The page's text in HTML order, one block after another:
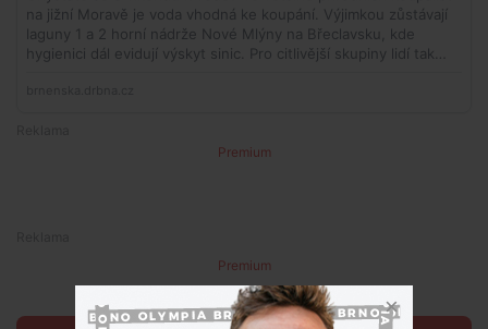
Premium
Premium